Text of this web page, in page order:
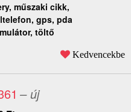
műszaki cikk,
gps, pda
töltő
Kedvencekbe
– új